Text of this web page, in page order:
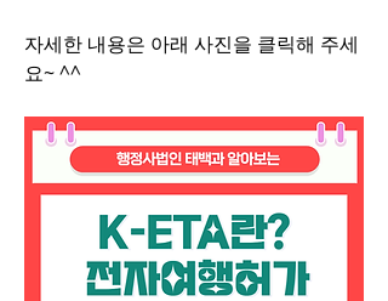
자세한 내용은 아래 사진을 클릭해 주세
요~ ^^